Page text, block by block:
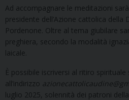
Ad accompagnare le meditazioni
presidente dell’Azione cattolica della
Pordenone. Oltre al tema giubilare
preghiera, secondo la modalità
laicale.
È possibile iscriversi al ritiro
all’indirizzo
luglio 2025, solennità dei patroni